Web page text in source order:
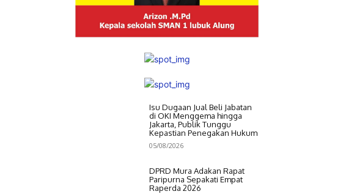
Isu Dugaan Jual Beli Jabatan
di OKI Menggema hingga
Jakarta, Publik Tunggu
Kepastian Penegakan Hukum
05/08/2026
DPRD Mura Adakan Rapat
Paripurna Sepakati Empat
Raperda 2026